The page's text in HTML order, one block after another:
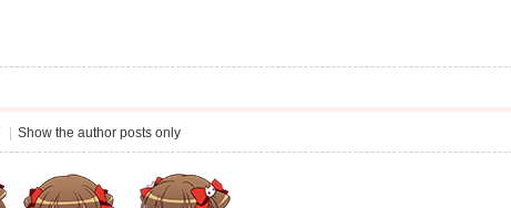
Show the author posts only